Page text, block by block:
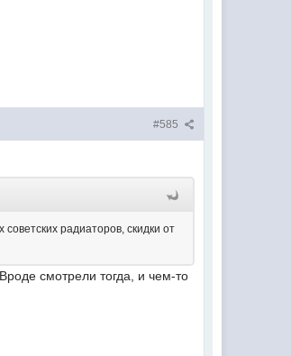
#585
радиаторов, скидки от
смотрели тогда, и чем-то